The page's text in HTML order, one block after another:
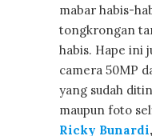
mabar habis-
tongkrongan
habis. Hape ini
camera 50MP
yang sudah
maupun foto
Ricky Bunardi